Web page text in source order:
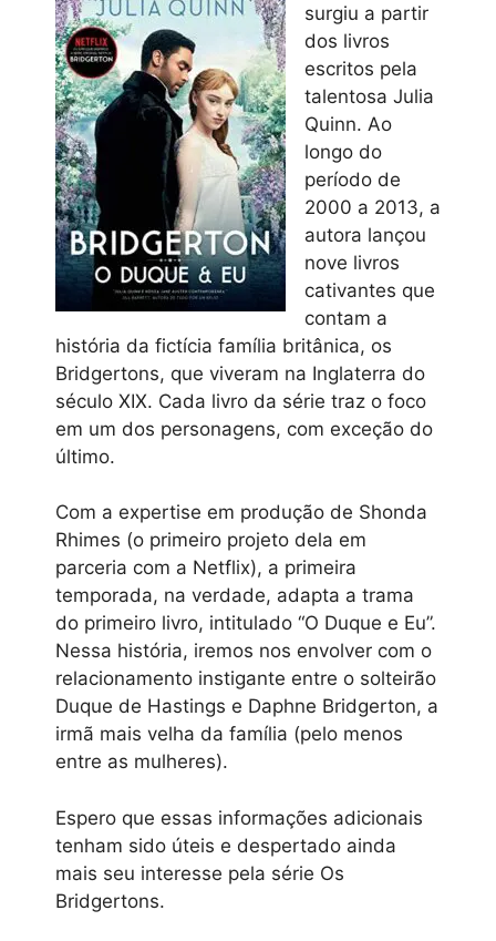
surgiu a partir
dos livros
escritos pela
talentosa Julia
Quinn. Ao
longo do
período de
2000 a 2013, a
autora lançou
nove livros
cativantes que
contam a
história da fictícia família britânica, os
Bridgertons, que viveram na Inglaterra do
século XIX. Cada livro da série traz o foco
em um dos personagens, com exceção do
último.
Com a expertise em produção de Shonda
Rhimes (o primeiro projeto dela em
parceria com a Netflix), a primeira
temporada, na verdade, adapta a trama
do primeiro livro, intitulado “O Duque e Eu”.
Nessa história, iremos nos envolver com o
relacionamento instigante entre o solteirão
Duque de Hastings e Daphne Bridgerton, a
irmã mais velha da família (pelo menos
entre as mulheres).
Espero que essas informações adicionais
tenham sido úteis e despertado ainda
mais seu interesse pela série Os
Bridgertons.